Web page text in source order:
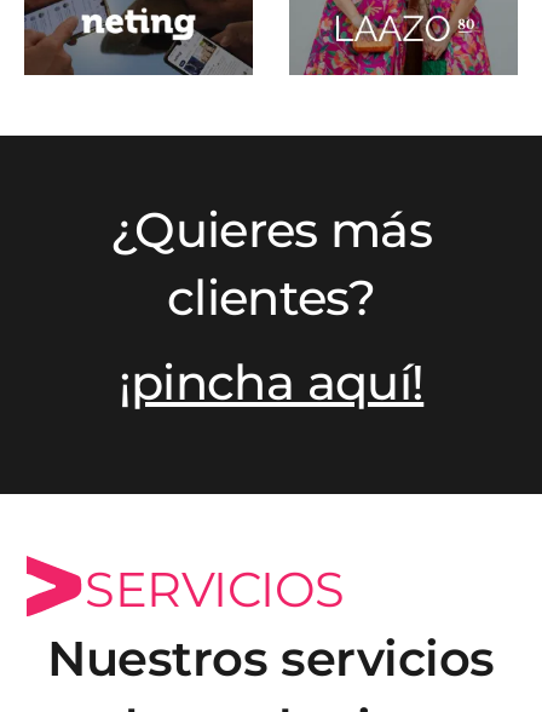
¿Quieres más
clientes?
¡pincha aquí!
SERVICIOS
Nuestros servicios